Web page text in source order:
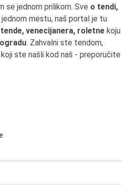
se jednom prilikom. Sve o tendi,
jednom mestu, naš portal je tu
tende, venecijanera, roletne koju
. Zahvalni ste tendom,
ste našli kod naš - preporučite